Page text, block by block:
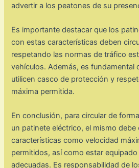
advertir a los peatones de su
Es importante destacar que los
con estas características deben
respetando las normas de tráfico
vehículos. Además, es fundamental
utilicen casco de protección y
máxima permitida.
En conclusión, para circular de
un patinete eléctrico, el mismo
características como velocidad
permitidos, así como estar
adecuadas. Es responsabilidad de